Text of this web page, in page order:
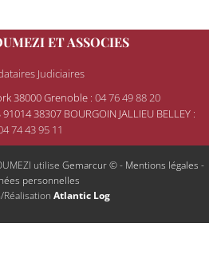
ET ASSOCIES
Judiciaires
38000 Grenoble : 04 76 49 88 20
38307 BOURGOIN JALLIEU BELLEY :
74 43 95 11
utilise Gemarcur ©- Mentions légales -
personnelles
Atlantic Log